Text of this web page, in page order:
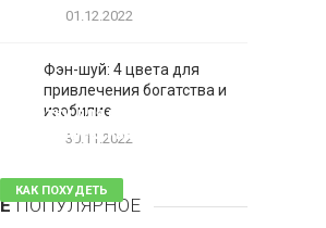
01.12.2022
Фэн-шуй: 4 цвета для
привлечения богатства и
изобилие
30.11.2022
ПОПУЛЯРНОЕ
Таблетки для похудения -
обзор эффективных и
КАК ПОХУДЕТЬ
81 комментарий